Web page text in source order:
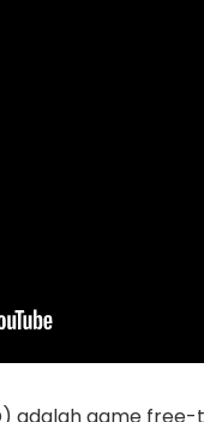
adalah game